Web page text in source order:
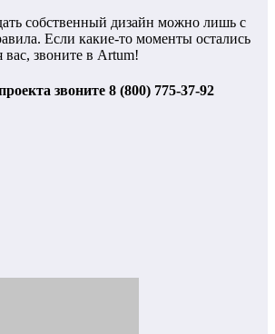
собственный дизайн можно лишь с
Если какие-то моменты остались
звоните в Artum!
звоните 8 (800) 775-37-92